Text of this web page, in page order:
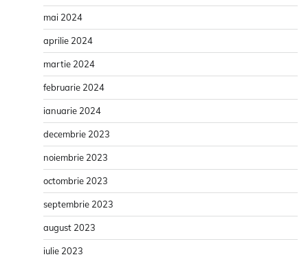
mai 2024
aprilie 2024
martie 2024
februarie 2024
ianuarie 2024
decembrie 2023
noiembrie 2023
octombrie 2023
septembrie 2023
august 2023
iulie 2023